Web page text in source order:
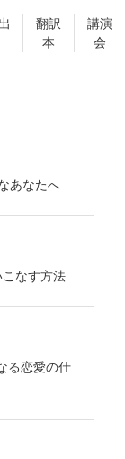
翻訳
本
講演
会
あなたへ
なす方法
る恋愛の仕